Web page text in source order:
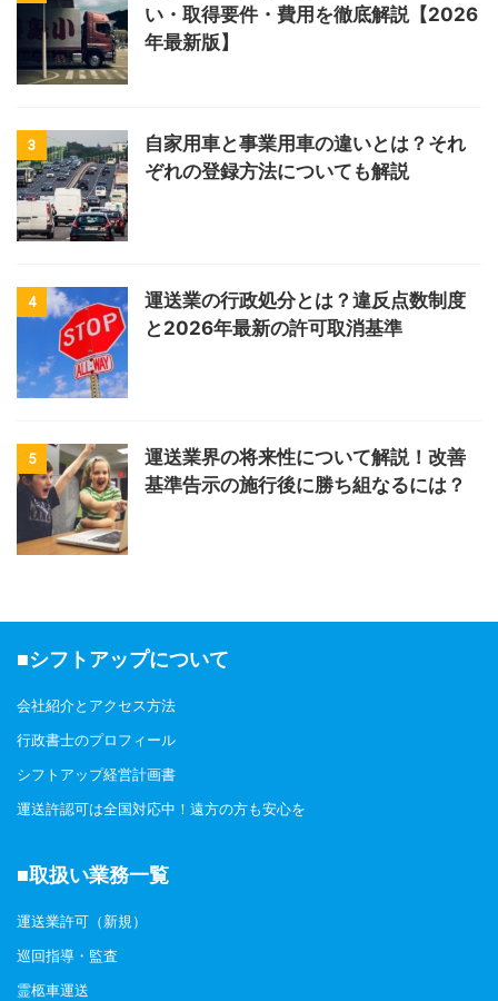
い・取得要件・費用を徹底解説【2026
年最新版】
3
自家用車と事業用車の違いとは？それ
ぞれの登録方法についても解説
4
運送業の行政処分とは？違反点数制度
と2026年最新の許可取消基準
5
運送業界の将来性について解説！改善
基準告示の施行後に勝ち組なるには？
■シフトアップについて
会社紹介とアクセス方法
行政書士のプロフィール
シフトアップ経営計画書
運送許認可は全国対応中！遠方の方も安心を
■取扱い業務一覧
運送業許可（新規）
巡回指導・監査
霊柩車運送